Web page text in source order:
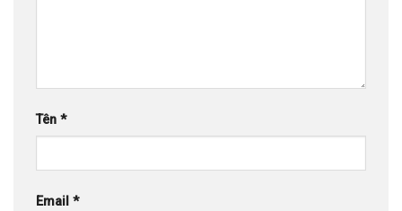
Tên *
Email *